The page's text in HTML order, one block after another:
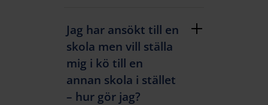
Jag har ansökt till en
skola men vill ställa
mig i kö till en
annan skola i stället
– hur gör jag?